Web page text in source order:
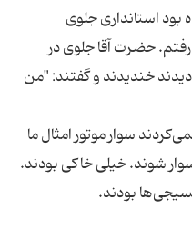
بود استانداری جلوی
حضرت آقا جلوی در
دیدند خندیدند و گفتند: "من
سوار موتور امثال ما
شوند. خیلی خاکی بودند.